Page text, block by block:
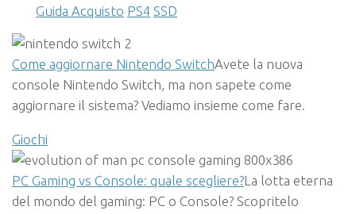
Guida Acquisto PS4 SSD
Come aggiornare Nintendo SwitchAvete la nuova
console Nintendo Switch, ma non sapete come
aggiornare il sistema? Vediamo insieme come fare.
Giochi
PC Gaming vs Console: quale scegliere?La lotta eterna
del mondo del gaming: PC o Console? Scopritelo